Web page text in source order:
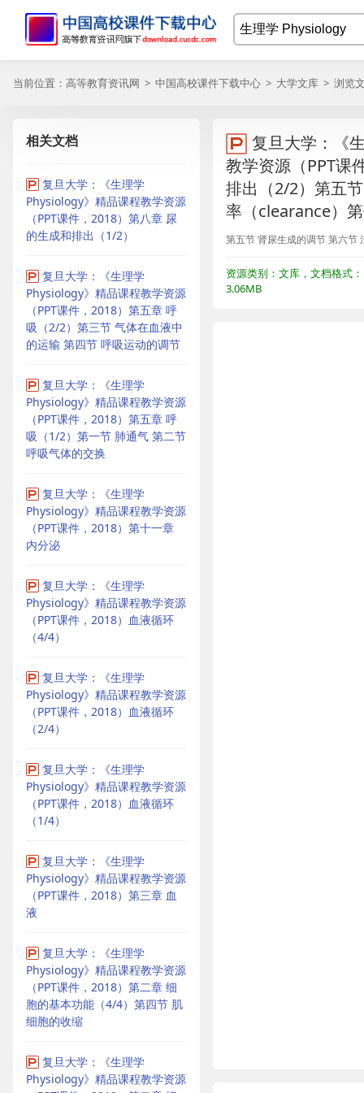
当前位置： 高等教育资讯网 > 中国高校课件下载中心 > 大学文库 > 浏览
相关文档
复旦大学：《生理学
Physiology》精品课程教学资源
（PPT课件，2018）第八章 尿
的生成和排出（1/2）
复旦大学：《生理学
Physiology》精品课程教学资源
（PPT课件，2018）第五章 呼
吸（2/2）第三节 气体在血液中
的运输 第四节 呼吸运动的调节
复旦大学：《生理学
Physiology》精品课程教学资源
（PPT课件，2018）第五章 呼
吸（1/2）第一节 肺通气 第二节
呼吸气体的交换
复旦大学：《生理学
Physiology》精品课程教学资源
（PPT课件，2018）第十一章
内分泌
复旦大学：《生理学
Physiology》精品课程教学资源
（PPT课件，2018）血液循环
（4/4）
复旦大学：《生理学
Physiology》精品课程教学资源
（PPT课件，2018）血液循环
（2/4）
复旦大学：《生理学
Physiology》精品课程教学资源
（PPT课件，2018）血液循环
（1/4）
复旦大学：《生理学
Physiology》精品课程教学资源
（PPT课件，2018）第三章 血
液
复旦大学：《生理学
Physiology》精品课程教学资源
（PPT课件，2018）第二章 细
胞的基本功能（4/4）第四节 肌
细胞的收缩
复旦大学：《生理学
Physiology》精品课程教学资源
复旦大学：《
教学资源（PPT课
排出（2/2）第五
率（clearance）
第五节 肾尿生成的调节 第六节
资源类别：文库，文档格式
3.06MB